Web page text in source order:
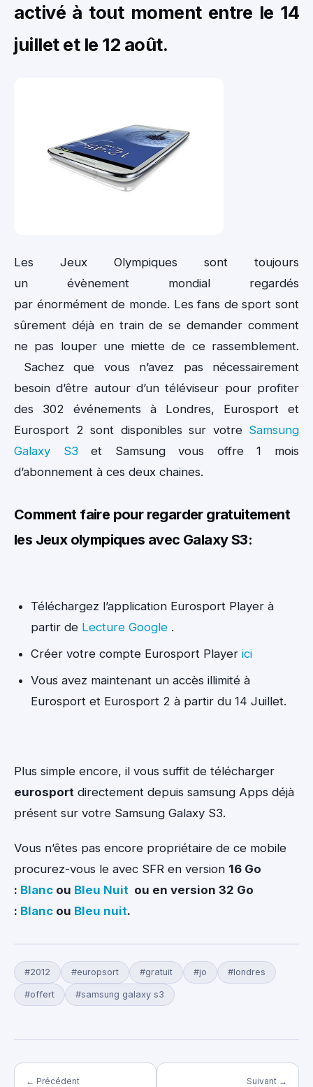
activé à tout moment entre le 14
juillet et le 12 août.
Les Jeux Olympiques sont toujours
un évènement mondial regardés
par énormément de monde. Les fans de sport sont
sûrement déjà en train de se demander comment
ne pas louper une miette de ce rassemblement.
Sachez que vous n’avez pas nécessairement
besoin d’être autour d’un téléviseur pour profiter
des 302 événements à Londres, Eurosport et
Eurosport 2 sont disponibles sur votre Samsung
Galaxy S3et Samsung vous offre 1 mois
d’abonnement à ces deux chaines.
Comment faire pour regarder gratuitement
les Jeux olympiques avec Galaxy S3:
Téléchargez l’application Eurosport Player à
partir de Lecture Google .
Créer votre compte Eurosport Player ici
Vous avez maintenant un accès illimité à
Eurosport et Eurosport 2 à partir du 14 Juillet.
Plus simple encore, il vous suffit de télécharger
eurosport directement depuis samsung Apps déjà
présent sur votre Samsung Galaxy S3.
Vous n’êtes pas encore propriétaire de ce mobile
procurez-vous le avec SFR en version 16 Go
: Blanc ou Bleu Nuit ou en version 32 Go
: Blanc ou Bleu nuit.
#2012 #europsort #gratuit #jo #londres
#offert #samsung galaxy s3
← Précédent Suivant →